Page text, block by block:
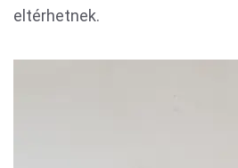
eltérhetnek.